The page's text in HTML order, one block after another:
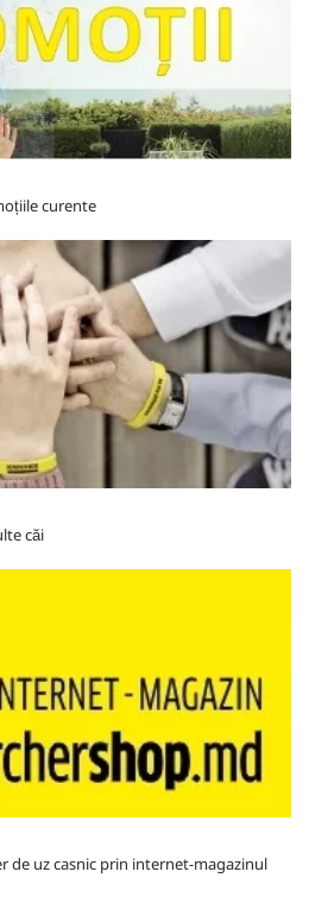
curente
căi
de uz casnic prin internet-magazinul